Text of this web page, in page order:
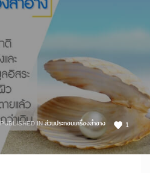
1
PUBLISHED INส่วนประกอบเครื่องสำอาง